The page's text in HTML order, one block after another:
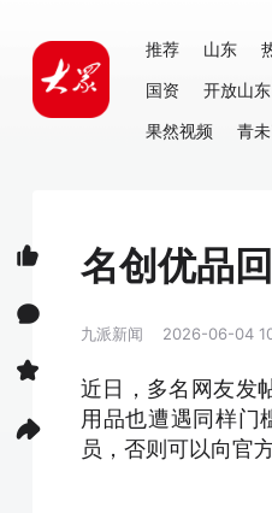
推荐 山东
国资
开放山东
果然视频
青
名创优品
九派新闻 2026-06-04
近日，多名网友发
用品也遭遇同样门
员，否则可以向官